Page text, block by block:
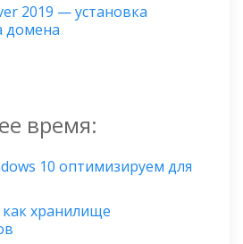
2019 — установка
домена
время:
10 оптимизируем для
как хранилище